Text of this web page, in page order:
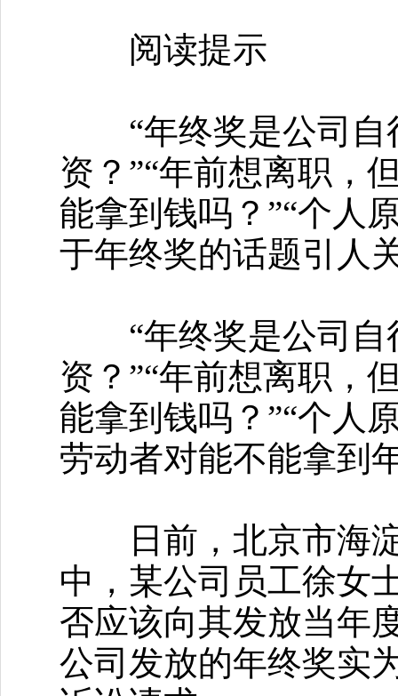
阅读提示
“年终奖是公司自
资？”“年前想离职，
能拿到钱吗？”“个人
于年终奖的话题引人
“年终奖是公司自
资？”“年前想离职，
能拿到钱吗？”“个人
劳动者对能不能拿到
日前，北京市海淀
中，某公司员工徐女
否应该向其发放当年
公司发放的年终奖实